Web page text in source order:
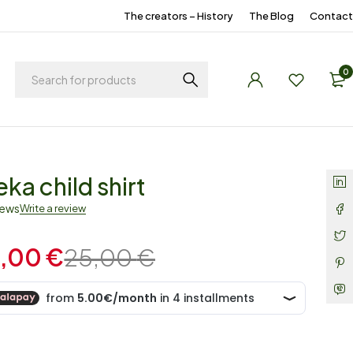
The creators – History The Blog Contact
0
child shirt
Write a review
25,00€
€